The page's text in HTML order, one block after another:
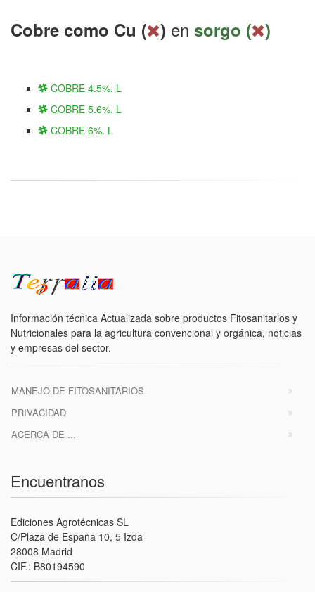
Cobre como Cu ( ) en sorgo ( )
COBRE 4.5%. L
COBRE 5.6%. L
COBRE 6%. L
Información técnica Actualizada sobre productos Fitosanitarios y
Nutricionales para la agricultura convencional y orgánica, noticias
y empresas del sector.
MANEJO DE FITOSANITARIOS
PRIVACIDAD
ACERCA DE ...
Encuentranos
Ediciones Agrotécnicas SL
C/Plaza de España 10, 5 Izda
28008 Madrid
CIF.: B80194590